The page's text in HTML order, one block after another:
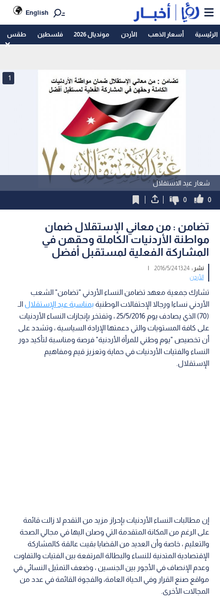
English
الرئيسية أسعار الذهب الأردن مونديال 2026 فلسطين طقس
شعار عيد الاستقلال
1
0
0
تضامن : من معاني الإستقلال ضمان
مواطنة الأردنيات الكاملة وحقهن في
المشاركة الفعلية لمستقبل أفضل
نشر :13:24 2016/5/24
|
الأردن
تشارك جمعية معهد تضامن النساء الأردني "تضامن" الشعب
الأردني نساءا ورجالا الإحتفالات الوطنية بمناسبة عيد الإستقلال الـ
(70) الذي يصادف يوم 25/5/2016 ، وتفتخر بإنجازات النساء الأردنيات
على كافة المستويات والتي دعمتها الإرادة السياسية ، وتشدد على
أن تخصيص "يوم وطني للمرأة الأردنية" فرصة ومناسبة لتأكيد دور
النساء والفتيات الأردنيات في حماية وتعزيز قيم ومفاهيم
الإستقلال.
إن مطالبات النساء الأردنيات بإحراز مزيد من التقدم لا زالت قائمة
على الرغم من المكانة المتقدمة التي وصلن اليها في مجالي الصحة
والتعليم ، خاصة وأن العديد من القضايا بقيت عالقة كالمشاركة
الإقتصادية المتدنية للنساء والبطالة المرتفعة بين الفتيات والتفاوت
وعدم الإنصاف في الأجور بين الجنسين ، وضعف التمثيل النسائي في
مواقع صنع القرار وفي الحياة العامة، والفجوة القائمة في عدد من
المجالات الأخرى.